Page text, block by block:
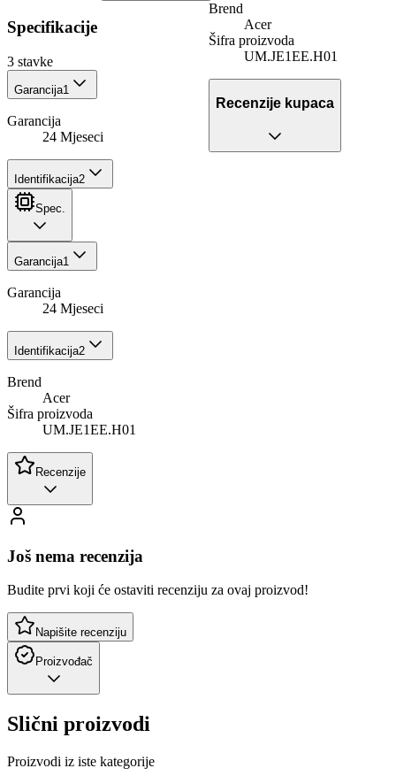
Specifikacije
3 stavke
Garancija1
Garancija
24 Mjeseci
Identifikacija2
Brend
Acer
Šifra proizvoda
UM.JE1EE.H01
Recenzije kupaca
Spec.
Garancija1
Garancija
24 Mjeseci
Identifikacija2
Brend
Acer
Šifra proizvoda
UM.JE1EE.H01
Recenzije
Još nema recenzija
Budite prvi koji će ostaviti recenziju za ovaj proizvod!
Napišite recenziju
Proizvođač
Slični proizvodi
Proizvodi iz iste kategorije